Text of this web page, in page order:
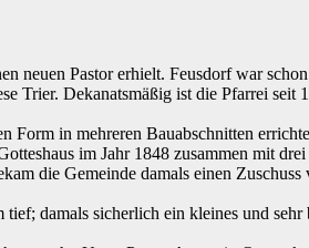
neuen Pastor erhielt. Feusdorf war
Trier. Dekanatsmäßig ist die Pfarrei seit
in mehreren Bauabschnitten
im Jahr 1848 zusammen mit drei
die Gemeinde damals einen Zuschuss
damals sicherlich ein kleines und sehr